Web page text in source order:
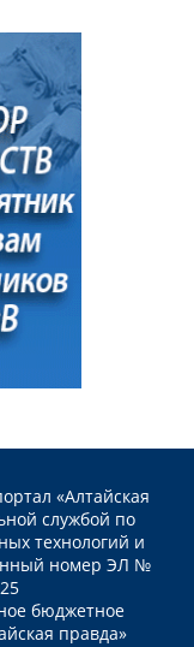
«Алтайская
службой по
технологий и
номер ЭЛ №
бюджетное
правда»